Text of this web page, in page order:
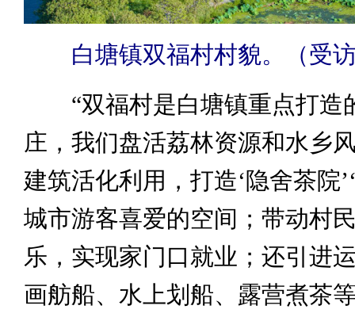
白塘镇双福村村貌。（受
“双福村是白塘镇重点打造
庄，我们盘活荔林资源和水乡
建筑活化利用，打造‘隐舍茶院
城市游客喜爱的空间；带动村
乐，实现家门口就业；还引进
画舫船、水上划船、露营煮茶